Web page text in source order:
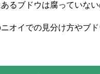
るブドウは腐っていない
オイでの見分け方やブ